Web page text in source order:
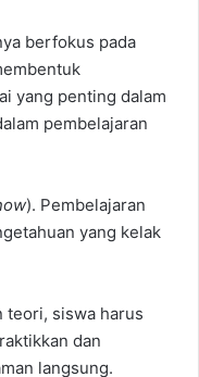
berfokus pada
yang penting dalam
pembelajaran
). Pembelajaran
yang kelak
teori, siswa harus
dan
langsung.